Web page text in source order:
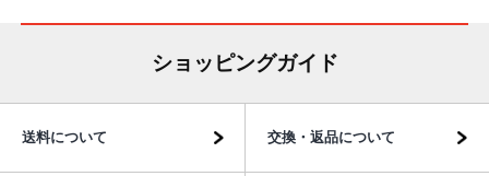
ショッピングガイド
送料について 交換・返品について